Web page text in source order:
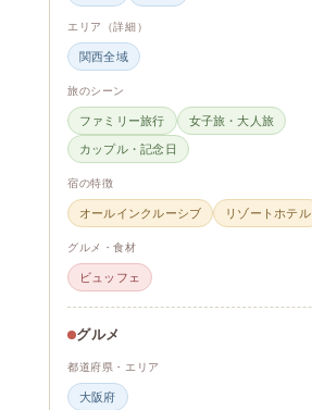
エリア（詳細）
関西全域
旅のシーン
ファミリー旅行 女子旅・大人旅
カップル・記念日
宿の特徴
オールインクルーシブ リゾートホテル
グルメ・食材
ビュッフェ
グルメ
都道府県・エリア
大阪府